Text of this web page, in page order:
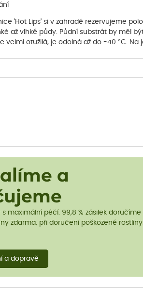
'Hot Lips' si v zahradě rezervujeme
až vlhké půdy. Půdní substrát by měl
velmi otužilá, je odolná až do -40 °C.
a
s maximální péčí. 99,8 % zásilek
zdarma, při doručení poškozené
a dopravě